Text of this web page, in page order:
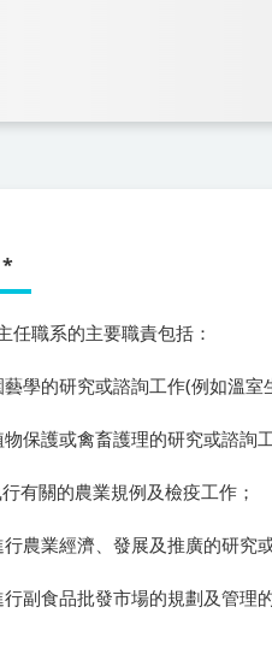
任職系的主要職責包括：
學的研究或諮詢工作(例如溫
保護或禽畜護理的研究或諮詢
有關的農業規例及檢疫工作；
農業經濟、發展及推廣的研究
副食品批發市場的規劃及管理的